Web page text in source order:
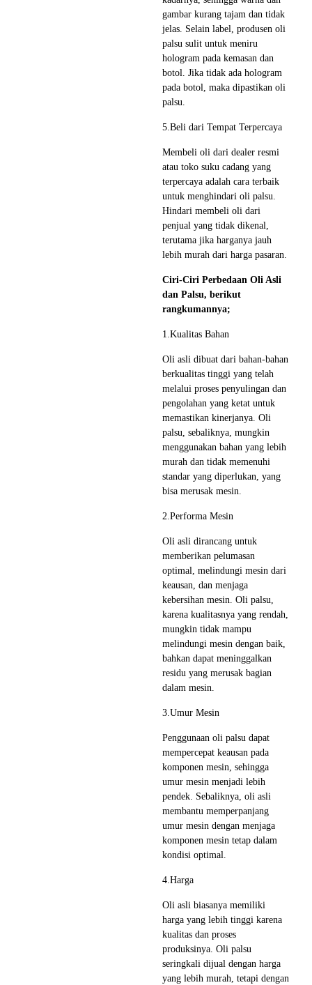
gambar kurang tajam dan tidak
jelas. Selain label, produsen oli
palsu sulit untuk meniru
hologram pada kemasan dan
botol. Jika tidak ada hologram
pada botol, maka dipastikan oli
palsu.
5.Beli dari Tempat Terpercaya
Membeli oli dari dealer resmi
atau toko suku cadang yang
terpercaya adalah cara terbaik
untuk menghindari oli palsu.
Hindari membeli oli dari
penjual yang tidak dikenal,
terutama jika harganya jauh
lebih murah dari harga pasaran.
Ciri-Ciri Perbedaan Oli Asli
dan Palsu, berikut
rangkumannya;
1.Kualitas Bahan
Oli asli dibuat dari bahan-bahan
berkualitas tinggi yang telah
melalui proses penyulingan dan
pengolahan yang ketat untuk
memastikan kinerjanya. Oli
palsu, sebaliknya, mungkin
menggunakan bahan yang lebih
murah dan tidak memenuhi
standar yang diperlukan, yang
bisa merusak mesin.
2.Performa Mesin
Oli asli dirancang untuk
memberikan pelumasan
optimal, melindungi mesin dari
keausan, dan menjaga
kebersihan mesin. Oli palsu,
karena kualitasnya yang rendah,
mungkin tidak mampu
melindungi mesin dengan baik,
bahkan dapat meninggalkan
residu yang merusak bagian
dalam mesin.
3.Umur Mesin
Penggunaan oli palsu dapat
mempercepat keausan pada
komponen mesin, sehingga
umur mesin menjadi lebih
pendek. Sebaliknya, oli asli
membantu memperpanjang
umur mesin dengan menjaga
komponen mesin tetap dalam
kondisi optimal.
4.Harga
Oli asli biasanya memiliki
harga yang lebih tinggi karena
kualitas dan proses
produksinya. Oli palsu
seringkali dijual dengan harga
yang lebih murah, tetapi dengan